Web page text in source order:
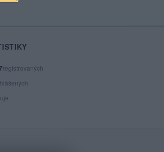
registrovaných